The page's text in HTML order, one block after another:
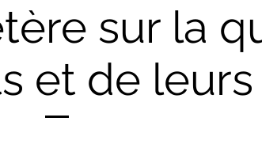
sur la
et de